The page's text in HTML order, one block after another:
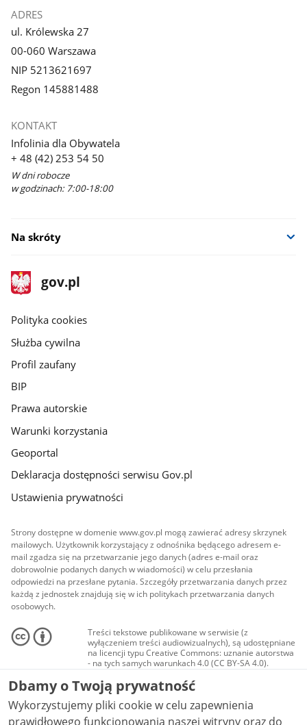
ADRES
ul. Królewska 27
00-060 Warszawa
NIP 5213621697
Regon 145881488
KONTAKT
Infolinia dla Obywatela
+ 48 (42) 253 54 50
W dni robocze
w godzinach: 7:00-18:00
Na skróty
stopka
gov.pl
Strona
gov.pl
gov.pl
Polityka cookies
Służba cywilna
Profil zaufany
BIP
Prawa autorskie
Warunki korzystania
Geoportal
Deklaracja dostępności serwisu Gov.pl
Ustawienia prywatności
Strony dostępne w domenie www.gov.pl mogą zawierać adresy skrzynek
mailowych. Użytkownik korzystający z odnośnika będącego adresem e-
mail zgadza się na przetwarzanie jego danych (adres e-mail oraz
dobrowolnie podanych danych w wiadomości) w celu przesłania
odpowiedzi na przesłane pytania. Szczegóły przetwarzania danych przez
każdą z jednostek znajdują się w ich politykach przetwarzania danych
osobowych.
Treści tekstowe publikowane w serwisie (z
wyłączeniem treści audiowizualnych), są udostępniane
na licencji typu Creative Commons: uznanie autorstwa
- na tych samych warunkach 4.0 (CC BY-SA 4.0).
Materiały audiowizualne, w tym zdjęcia, materiały
audio i wideo, są udostępniane na licencji typu
Creative Commons: uznanie autorstwa użycie
niekomercyjne - bez utworów zależnych 4.0 (CC BY-
NC-ND 4.0), o ile nie jest to stwierdzone inaczej.
Dbamy o Twoją prywatność
Wykorzystujemy pliki cookie w celu zapewnienia
prawidłowego funkcjonowania naszej witryny oraz do